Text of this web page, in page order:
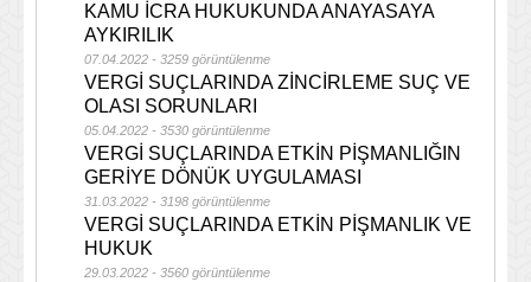
KAMU İCRA HUKUKUNDA ANAYASAYA
AYKIRILIK
07.04.2022 - 3259 görüntülenme
VERGİ SUÇLARINDA ZİNCİRLEME SUÇ VE
OLASI SORUNLARI
05.04.2022 - 3530 görüntülenme
VERGİ SUÇLARINDA ETKİN PİŞMANLIĞIN
GERİYE DÖNÜK UYGULAMASI
31.03.2022 - 3198 görüntülenme
VERGİ SUÇLARINDA ETKİN PİŞMANLIK VE
HUKUK
29.03.2022 - 3560 görüntülenme